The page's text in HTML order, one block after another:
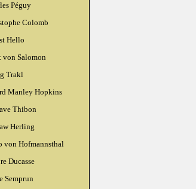
Péguy
Colomb
Hello
von Salomon
Trakl
Manley Hopkins
Thibon
Herling
von Hofmannsthal
Ducasse
Semprun